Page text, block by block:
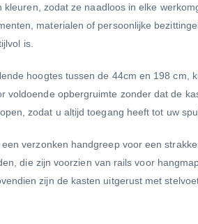
zodat ze naadloos in elke
materialen of persoonlijke
is.
hoogtes tussen de 44cm en 198 cm,
opbergruimte zonder dat de
zodat u altijd toegang heeft tot uw
verzonken handgreep voor een
die zijn voorzien van rails voor
zijn de kasten uitgerust met